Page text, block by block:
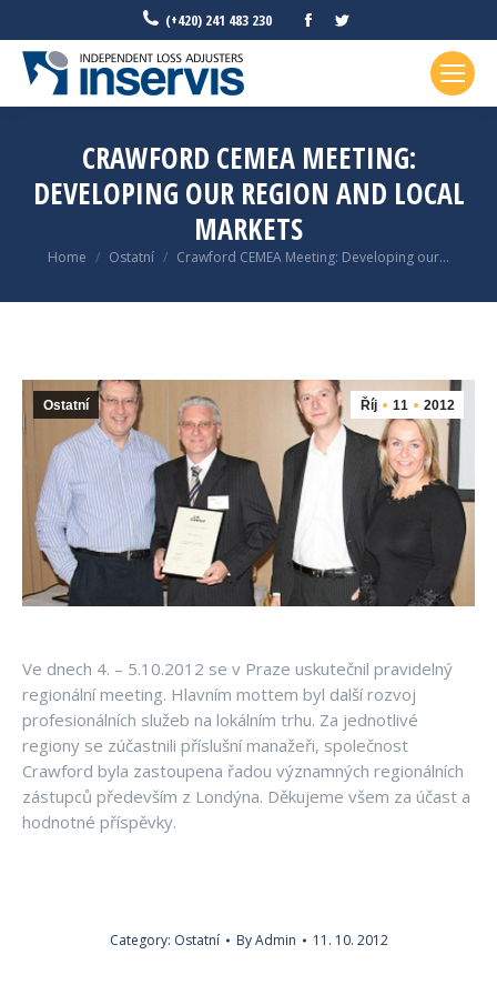
(+420) 241 483 230 Facebook
CRAWFORD CEMEA MEETING:
DEVELOPING OUR REGION AND LOCAL
MARKETS
You are here:
Home Ostatní Crawford CEMEA Meeting: Developing our…
Říj 11 2012
Ostatní
Ve dnech 4. – 5.10.2012 se v Praze uskutečnil pravidelný
regionální meeting. Hlavním mottem byl další rozvoj
profesionálních služeb na lokálním trhu. Za jednotlivé
regiony se zúčastnili příslušní manažeři, společnost
Crawford byla zastoupena řadou významných regionálních
zástupců především z Londýna. Děkujeme všem za účast a
hodnotné příspěvky.
Category: Ostatní ByAdmin 11. 10. 2012